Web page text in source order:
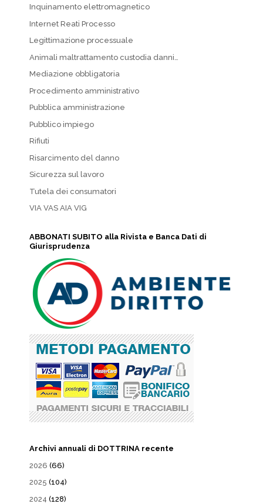
Inquinamento elettromagnetico
Internet Reati Processo
Legittimazione processuale
Animali maltrattamento custodia danni…
Mediazione obbligatoria
Procedimento amministrativo
Pubblica amministrazione
Pubblico impiego
Rifiuti
Risarcimento del danno
Sicurezza sul lavoro
Tutela dei consumatori
VIA VAS AIA VIG
ABBONATI SUBITO alla Rivista e Banca Dati di
Giurisprudenza
Archivi annuali di DOTTRINA recente
2026 (66)
2025 (104)
2024 (128)